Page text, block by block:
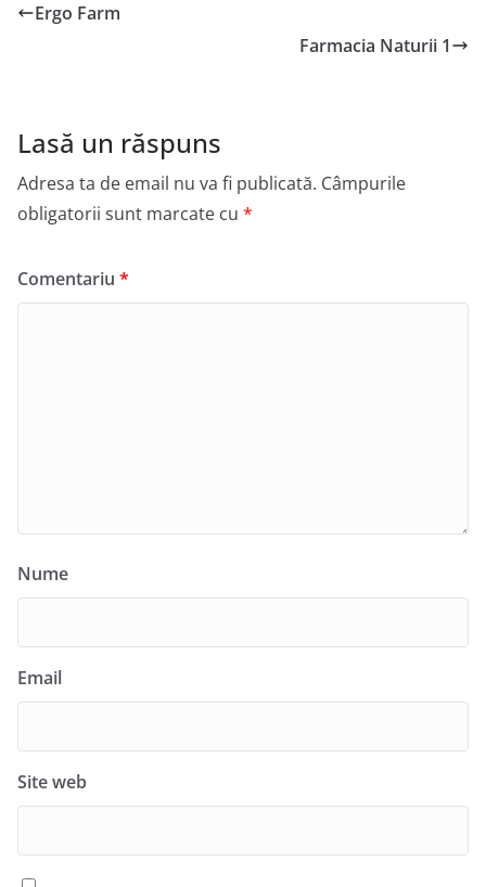
Ergo Farm
Farmacia Naturii 1
Lasă un răspuns
Adresa ta de email nu va fi publicată. Câmpurile
obligatorii sunt marcate cu *
Comentariu *
Nume
Email
Site web